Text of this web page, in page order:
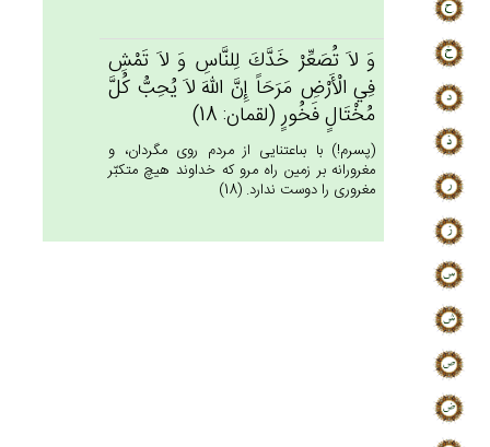
وَ لاَ تُصَعِّرْ خَدَّك‌َ لِلنَّاس‌ِ وَ لاَ تَمْش‌ِ
فِي‌ الْأَرْض‌ِ مَرَحَاً إِن‌َّ الله‌َ لاَ يُحِب‌ُّ كُل‌َّ
مُخْتَال‌ٍ فَخُورٍ (لقمان: 18)
(پسرم!) با بى‏اعتنايى از مردم روى مگردان، و
مغرورانه بر زمين راه مرو كه خداوند هيچ متكبّر
مغرورى را دوست ندارد. (18)